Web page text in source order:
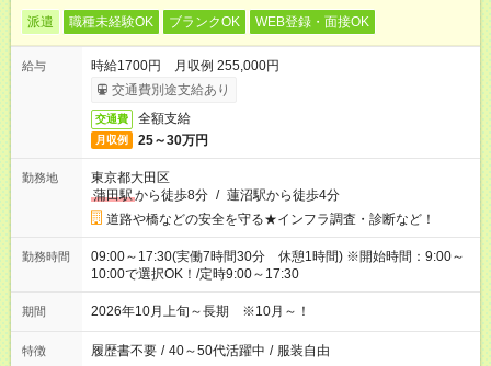
派遣 職種未経験OK ブランクOK WEB登録・面接OK
給与
時給1700円 月収例 255,000円
交通費別途支給あり
交通費 全額支給
月収例 25～30万円
勤務地
東京都大田区
蒲田駅から徒歩8分 / 蓮沼駅から徒歩4分
道路や橋などの安全を守る★インフラ調査・診断など！
勤務時間
09:00～17:30(実働7時間30分 休憩1時間) ※開始時間：9:00～
10:00で選択OK！/定時9:00～17:30
期間 2026年10月上旬～長期 ※10月～！
特徴 履歴書不要 / 40～50代活躍中 / 服装自由